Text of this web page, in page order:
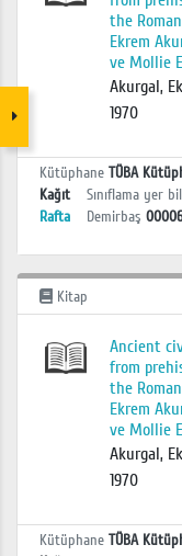
the
Ekrem
ve Mollie
Akurgal,
1970
Kütüphane TÜBA
Kağıt
Sınıflama yer
Rafta
Demirbaş
Kitap
Ancient
from
the
Ekrem
ve Mollie
Akurgal,
1970
Kütüphane TÜBA